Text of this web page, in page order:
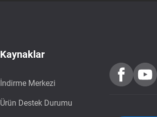
Kaynaklar
İndirme Merkezi
Ürün Destek Durumu